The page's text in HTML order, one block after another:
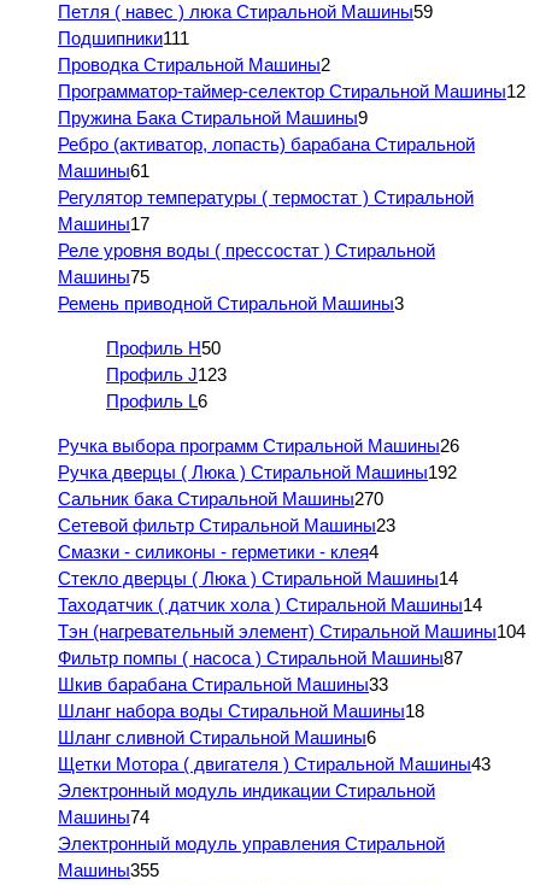
Петля ( навес ) люка Стиральной Машины59
Подшипники111
Проводка Стиральной Машины2
Программатор-таймер-селектор Стиральной Машины12
Пружина Бака Стиральной Машины9
Ребро (активатор, лопасть) барабана Стиральной
Машины61
Регулятор температуры ( термостат ) Стиральной
Машины17
Реле уровня воды ( прессостат ) Стиральной
Машины75
Ремень приводной Стиральной Машины3
Профиль H50
Профиль J123
Профиль L6
Ручка выбора программ Стиральной Машины26
Ручка дверцы ( Люка ) Стиральной Машины192
Сальник бака Стиральной Машины270
Сетевой фильтр Стиральной Машины23
Смазки - силиконы - герметики - клея4
Стекло дверцы ( Люка ) Стиральной Машины14
Таходатчик ( датчик хола ) Стиральной Машины14
Тэн (нагревательный элемент) Стиральной Машины104
Фильтр помпы ( насоса ) Стиральной Машины87
Шкив барабана Стиральной Машины33
Шланг набора воды Стиральной Машины18
Шланг сливной Стиральной Машины6
Щетки Мотора ( двигателя ) Стиральной Машины43
Электронный модуль индикации Стиральной
Машины74
Электронный модуль управления Стиральной
Машины355